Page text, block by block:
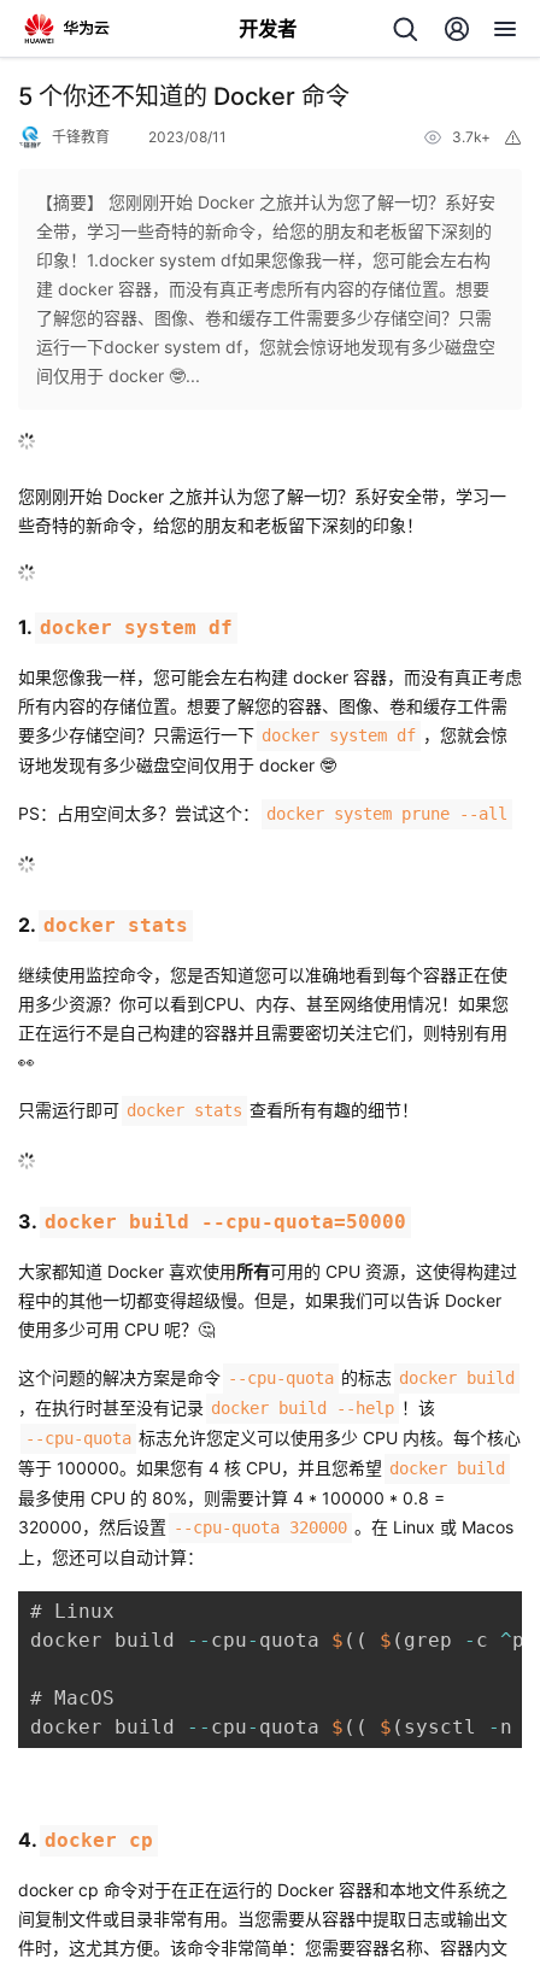
开发者
返
个
人
我
发
者
我
的
博
客
我
的
论
我
的
子
我
直
播
的
活
动
我
的
关
注
开
发
者
学
堂
我
课
程
的
认
证
我
的
实
验
我
的
收
的
Programs
我
的
支
持
我
的
术
支
持
我
云
声
建
议
5 个你还不知道的 Docker 命令
千锋教育 2023/08/11 3.7k+
【摘要】 您刚刚开始 Docker 之旅并认为您了解一切？系好安
全带，学习一些奇特的新命令，给您的朋友和老板留下深刻的
印象！1.docker system df如果您像我一样，您可能会左右构
建 docker 容器，而没有真正考虑所有内容的存储位置。想要
了解您的容器、图像、卷和缓存工件需要多少存储空间？只需
运行一下docker system df，您就会惊讶地发现有多少磁盘空
间仅用于 docker 🤓...
您刚刚开始 Docker 之旅并认为您了解一切？系好安全带，学习一
些奇特的新命令，给您的朋友和老板留下深刻的印象！
1. docker system df
如果您像我一样，您可能会左右构建 docker 容器，而没有真正考虑
所有内容的存储位置。想要了解您的容器、图像、卷和缓存工件需
要多少存储空间？只需运行一下 docker system df ，您就会惊
讶地发现有多少磁盘空间仅用于 docker 🤓
PS：占用空间太多？尝试这个： docker system prune --all
2. docker stats
继续使用监控命令，您是否知道您可以准确地看到每个容器正在使
用多少资源？你可以看到CPU、内存、甚至网络使用情况！如果您
正在运行不是自己构建的容器并且需要密切关注它们，则特别有用
👀
只需运行即可 docker stats 查看所有有趣的细节！
3. docker build --cpu-quota=50000
大家都知道 Docker 喜欢使用所有可用的 CPU 资源，这使得构建过
程中的其他一切都变得超级慢。但是，如果我们可以告诉 Docker
使用多少可用 CPU 呢？🤔
这个问题的解决方案是命令 --cpu-quota 的标志 docker build
，在执行时甚至没有记录 docker build --help ！该
--cpu-quota 标志允许您定义可以使用多少 CPU 内核。每个核心
等于 100000。如果您有 4 核 CPU，并且您希望 docker build
最多使用 CPU 的 80%，则需要计算 4 * 100000 * 0.8 =
320000，然后设置 --cpu-quota 320000 。在 Linux 或 Macos
上，您还可以自动计算：
# Linux
docker build
-- cpu- quota $ ( ( $ ( grep - c ^
# MacOS
docker build
-- cpu- quota $ ( ( $ ( sysctl - n
4. docker cp
docker cp 命令对于在正在运行的 Docker 容器和本地文件系统之
间复制文件或目录非常有用。当您需要从容器中提取日志或输出文
件时，这尤其方便。该命令非常简单：您需要容器名称、容器内文